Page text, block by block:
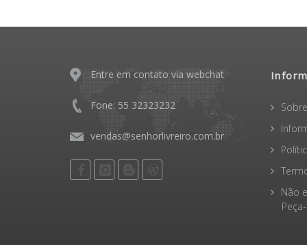
Entre em contato via webchat
Fone: 55 32323232
vendas@senhorlivreiro.com.br
Não